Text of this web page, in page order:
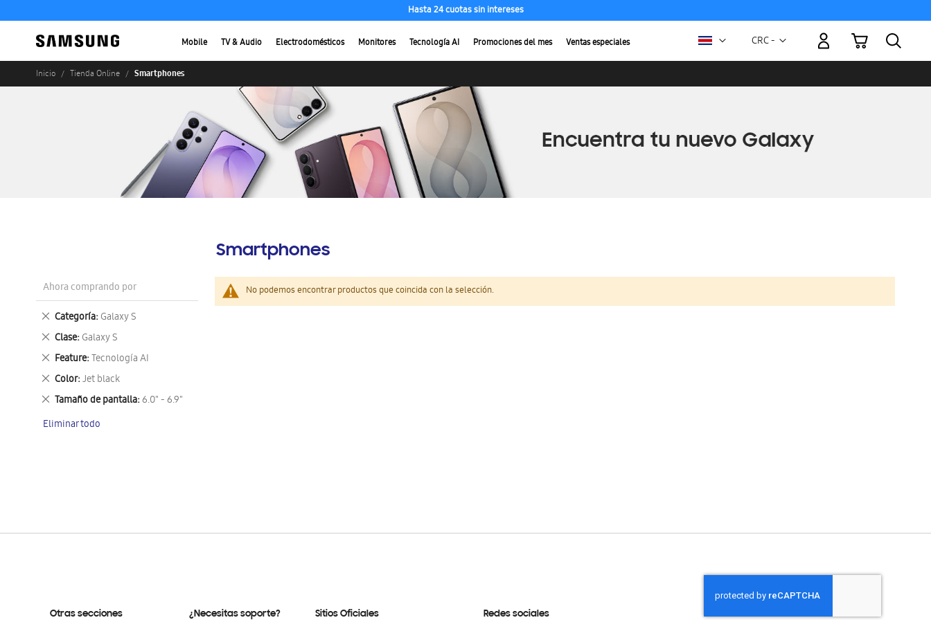
Hasta 24 cuotas sin intereses
Mobile TV & Audio Electrodomésticos Monitores Tecnología AI Promociones del mes Ventas especiales Moneda
CRC -
Mi carrito
Inicio Tienda Online Smartphones
Smartphones
No podemos encontrar productos que coincida con la selección.
Ahora comprando por
Categoría Galaxy S
Eliminar
este
artículo
Clase Galaxy S
Eliminar
este
artículo
Feature Tecnología AI
Eliminar
este
artículo
Color Jet black
Eliminar
este
artículo
Tamaño de pantalla 6.0" - 6.9"
Eliminar
artículo
Eliminar todo
Otras secciones ¿Necesitas soporte? Sitios Oficiales Redes sociales